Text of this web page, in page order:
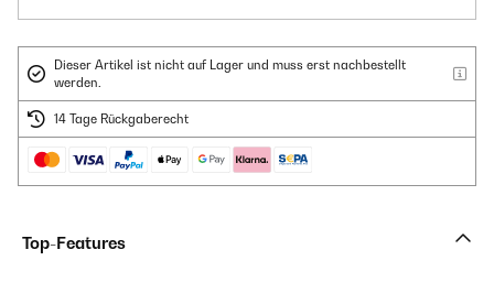
Dieser Artikel ist nicht auf Lager und muss erst nachbestellt
werden.
14 Tage Rückgaberecht
Top-Features